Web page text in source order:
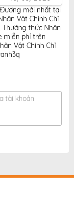
03/03/2026
24/02/2026
17/02/2026
12/02/2026
05/02/2026
05/02/2026
mới nhất tại
Vật Chính Chỉ
Thưởng thức Nhân
miễn phí trên
Vật Chính Chỉ
tài khoản